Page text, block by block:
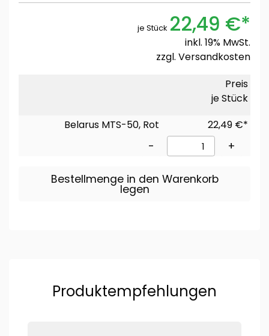
je Stück 22,49 €*
inkl. 19% MwSt.
zzgl. Versandkosten
Preis
je Stück
Belarus MTS-50, Rot
22,49 €*
- +
Bestellmenge in den Warenkorb
legen
Produktempfehlungen